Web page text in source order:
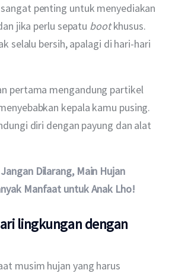
penting untuk menyediakan
jika perlu sepatu boot khusus.
selalu bersih, apalagi di hari-hari
pertama mengandung partikel
kepala kamu pusing.
diri dengan payung dan alat
Dilarang, Main Hujan
Manfaat untuk Anak Lho!
lingkungan dengan
musim hujan yang harus